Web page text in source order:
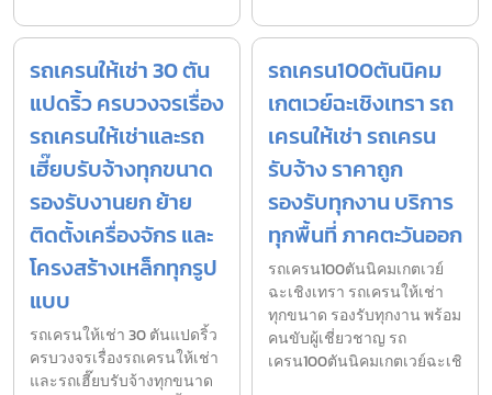
รถเครนให้เช่า 30 ตัน
แปดริ้ว ครบวงจรเรื่อง
รถเครนให้เช่าและรถ
เฮี๊ยบรับจ้างทุกขนาด
รองรับงานยก ย้าย
ติดตั้งเครื่องจักร และ
โครงสร้างเหล็กทุกรูป
แบบ
รถเครนให้เช่า 30 ตันแปดริ้ว
ครบวงจรเรื่องรถเครนให้เช่า
และรถเฮี๊ยบรับจ้างทุกขนาด
รถเครน100ตันนิคม
เกตเวย์ฉะเชิงเทรา รถ
เครนให้เช่า รถเครน
รับจ้าง ราคาถูก
รองรับทุกงาน บริการ
ทุกพื้นที่ ภาคตะวันออก
รถเครน100ตันนิคมเกตเวย์
ฉะเชิงเทรา รถเครนให้เช่า
ทุกขนาด รองรับทุกงาน พร้อม
คนขับผู้เชี่ยวชาญ รถ
เครน100ตันนิคมเกตเวย์ฉะเชิ